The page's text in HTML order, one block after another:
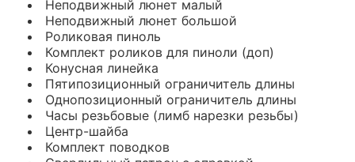
Неподвижный люнет малый
Неподвижный люнет большой
Роликовая пиноль
Комплект роликов для пиноли (доп)
Конусная линейка
Пятипозиционный ограничитель длины
Однопозиционный ограничитель длины
Часы резьбовые (лимб нарезки резьбы)
Центр-шайба
Комплект поводков